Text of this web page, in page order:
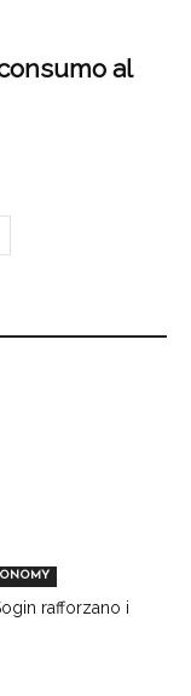
al
rafforzano i